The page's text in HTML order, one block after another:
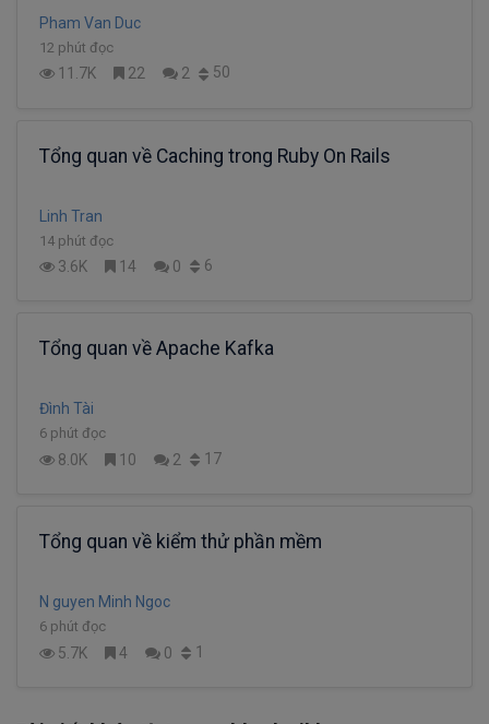
Pham Van Duc
12 phút đọc
11.7K 22 2 50
Tổng quan về Caching trong Ruby On Rails
Linh Tran
14 phút đọc
3.6K 14 0 6
Tổng quan về Apache Kafka
Đình Tài
6 phút đọc
8.0K 10 2 17
Tổng quan về kiểm thử phần mềm
N guyen Minh Ngoc
6 phút đọc
5.7K 4 0 1